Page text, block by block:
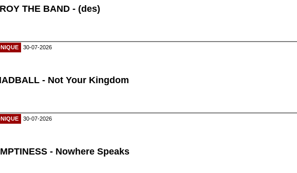
THE BAND - (des)
30-07-2026
- Not Your Kingdom
30-07-2026
- Nowhere Speaks